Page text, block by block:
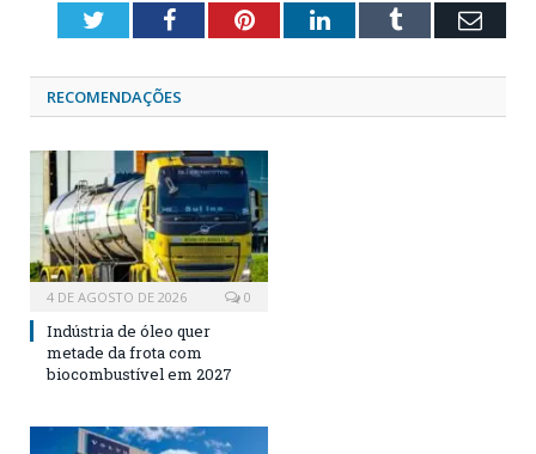
TwitterFacebookPinterestLinkedInTumblr
RECOMENDAÇÕES
4 DE AGOSTO DE 2026 0
Indústria de óleo quer
metade da frota com
biocombustível em 2027